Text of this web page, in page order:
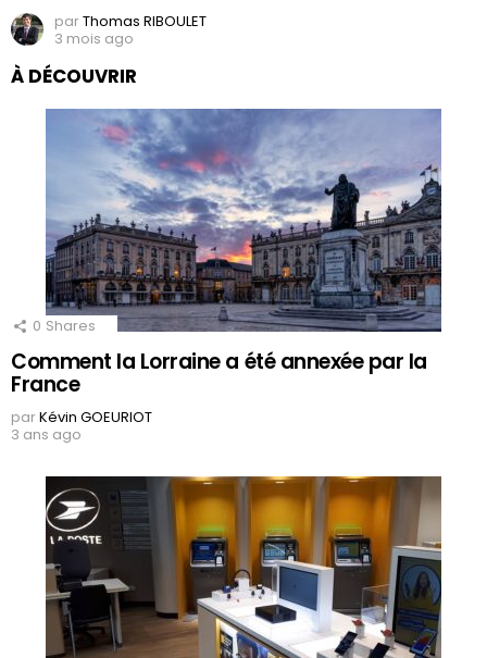
parThomas RIBOULET
3 mois ago
À DÉCOUVRIR
0 Shares
Comment la Lorraine a été annexée par la
France
parKévin GOEURIOT
3 ans ago